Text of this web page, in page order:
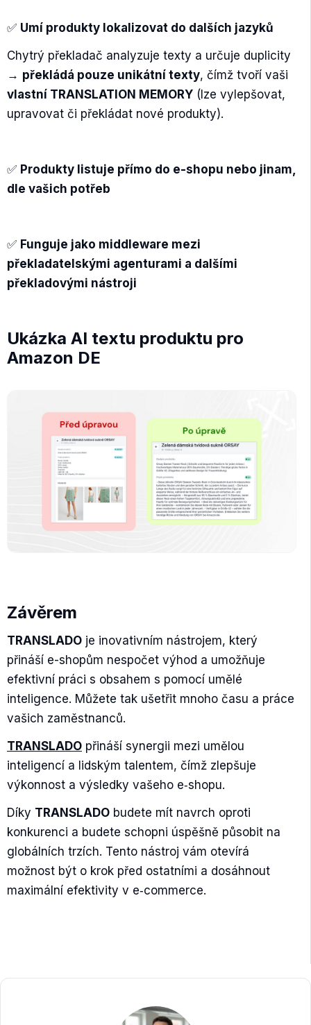
✅ Umí produkty lokalizovat do dalších jazyků
Chytrý překladač analyzuje texty a určuje duplicity
→ překládá pouze unikátní texty, čímž tvoří vaši
vlastní TRANSLATION MEMORY (lze vylepšovat,
upravovat či překládat nové produkty).
✅ Produkty listuje přímo do e-shopu nebo jinam,
dle vašich potřeb
✅ Funguje jako middleware mezi
překladatelskými agenturami a dalšími
překladovými nástroji
Ukázka AI textu produktu pro
Amazon DE
Závěrem
TRANSLADO je inovativním nástrojem, který
přináší e-shopům nespočet výhod a umožňuje
efektivní práci s obsahem s pomocí umělé
inteligence. Můžete tak ušetřit mnoho času a práce
vašich zaměstnanců.
TRANSLADO přináší synergii mezi umělou
inteligencí a lidským talentem, čímž zlepšuje
výkonnost a výsledky vašeho e‑shopu.
Díky TRANSLADO budete mít navrch oproti
konkurenci a budete schopni úspěšně působit na
globálních trzích. Tento nástroj vám otevírá
možnost být o krok před ostatními a dosáhnout
maximální efektivity v e‑commerce.